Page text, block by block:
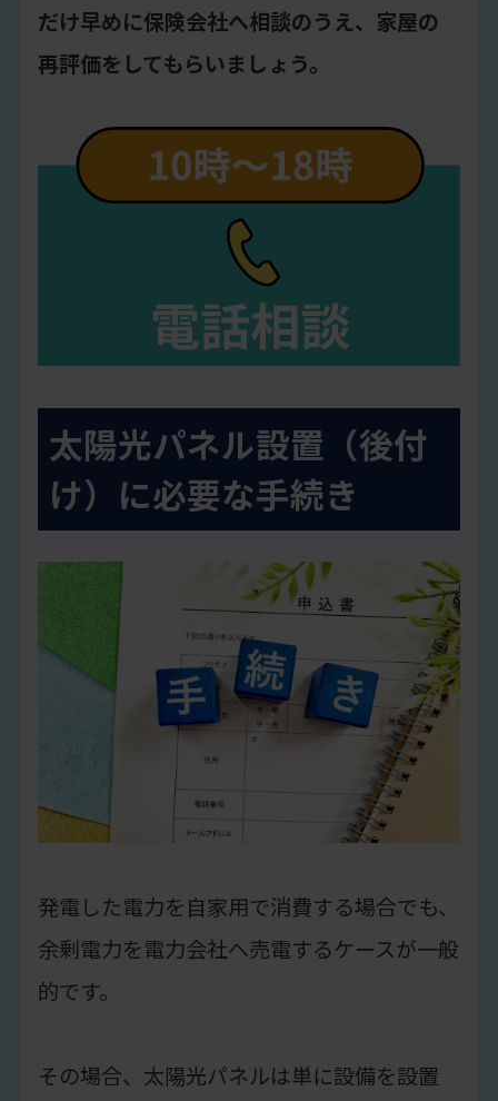
だけ早めに保険会社へ相談のうえ、家屋の
再評価をしてもらいましょう。
太陽光パネル設置（後付
け）に必要な手続き
発電した電力を自家用で消費する場合でも、
余剰電力を電力会社へ売電するケースが一般
的です。
その場合、太陽光パネルは単に設備を設置